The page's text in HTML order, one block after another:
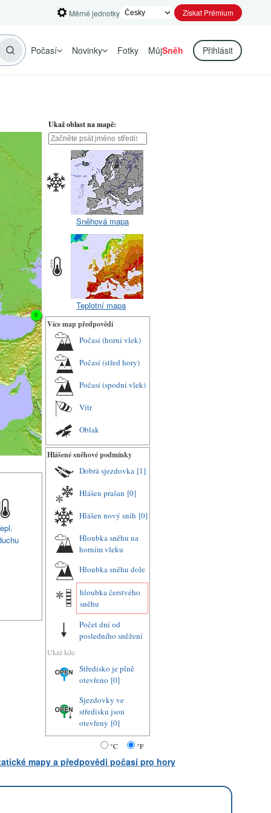
Měrné jednotky Získat Prémium
Počasí Novinky Fotky MůjSněh Přihlásit
0
Ukaž oblast na mapě:
Sněhová mapa
Teplotní mapa
Více map předpovědí
Počasí (horní vlek)
Počasí (střed hory)
Počasí (spodní vlek)
Vítr
Oblak
Hlášené sněhové podmínky
Dobrá sjezdovka [1]
Hlášen prašan [0]
Hlášen nový sníh [0]
Hloubka sněhu na
horním vleku
Hloubka sněhu dole
hloubka čerstvého
sněhu
Počet dní od
posledního sněžení
Ukaž kde:
Středisko je plně
otevřeno [0]
Sjezdovky ve
středisku jsou
otevřeny [0]
°C °F
mapy a předpovědi počasí pro hory